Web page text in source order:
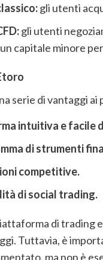
gli utenti
gli utenti
capitale minore
serie di vantaggi
intuitiva e facile
di strumenti
competitive.
di social trading.
di trading
Tuttavia, è
ma non è